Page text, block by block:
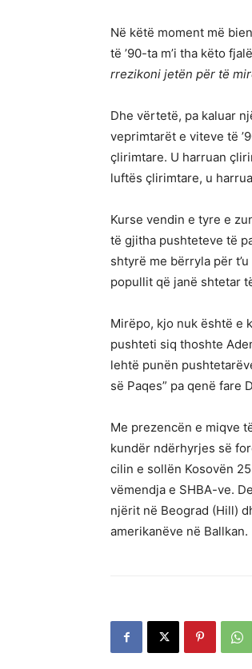
Në këtë moment më
të ’90-ta m’i tha këto
rrezikoni jetën për të
Dhe vërtetë, pa kaluar
veprimtarët e viteve të
çlirimtare. U harruan
luftës çlirimtare, u
Kurse vendin e tyre e
të gjitha pushteteve të
shtyrë me bërryla për
popullit që janë shtetar
Mirëpo, kjo nuk është e
pushteti siq thoshte
lehtë punën
së Paqes” pa qenë fare
Me prezencën e miqve
kundër ndërhyrjes së
cilin e sollën Kosovën
vëmendja e SHBA-ve.
njërit në Beograd (Hill)
amerikanëve në Ballkan.